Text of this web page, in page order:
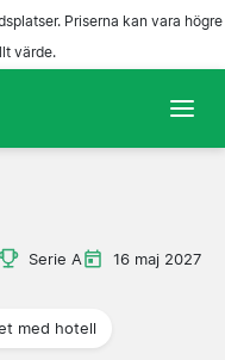
Priserna kan vara högre
värde.
Serie A 16 maj 2027
med hotell